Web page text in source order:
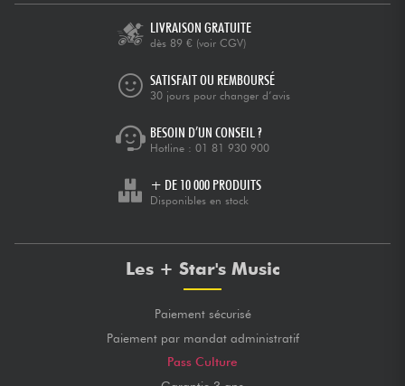
LIVRAISON GRATUITE
dès 89 € (voir CGV)
SATISFAIT OU REMBOURSÉ
30 jours pour changer d’avis
BESOIN D’UN CONSEIL ?
Hotline : 01 81 930 900
+ DE 10 000 PRODUITS
Disponibles en stock
Les + Star's Music
Paiement sécurisé
Paiement par mandat administratif
Pass Culture